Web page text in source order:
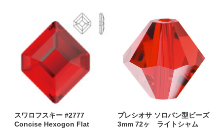
スワロフスキー #2777
Concise Hexogon Flat
プレシオサ ソロバン型ビーズ
3mm 72ヶ ライトシャム